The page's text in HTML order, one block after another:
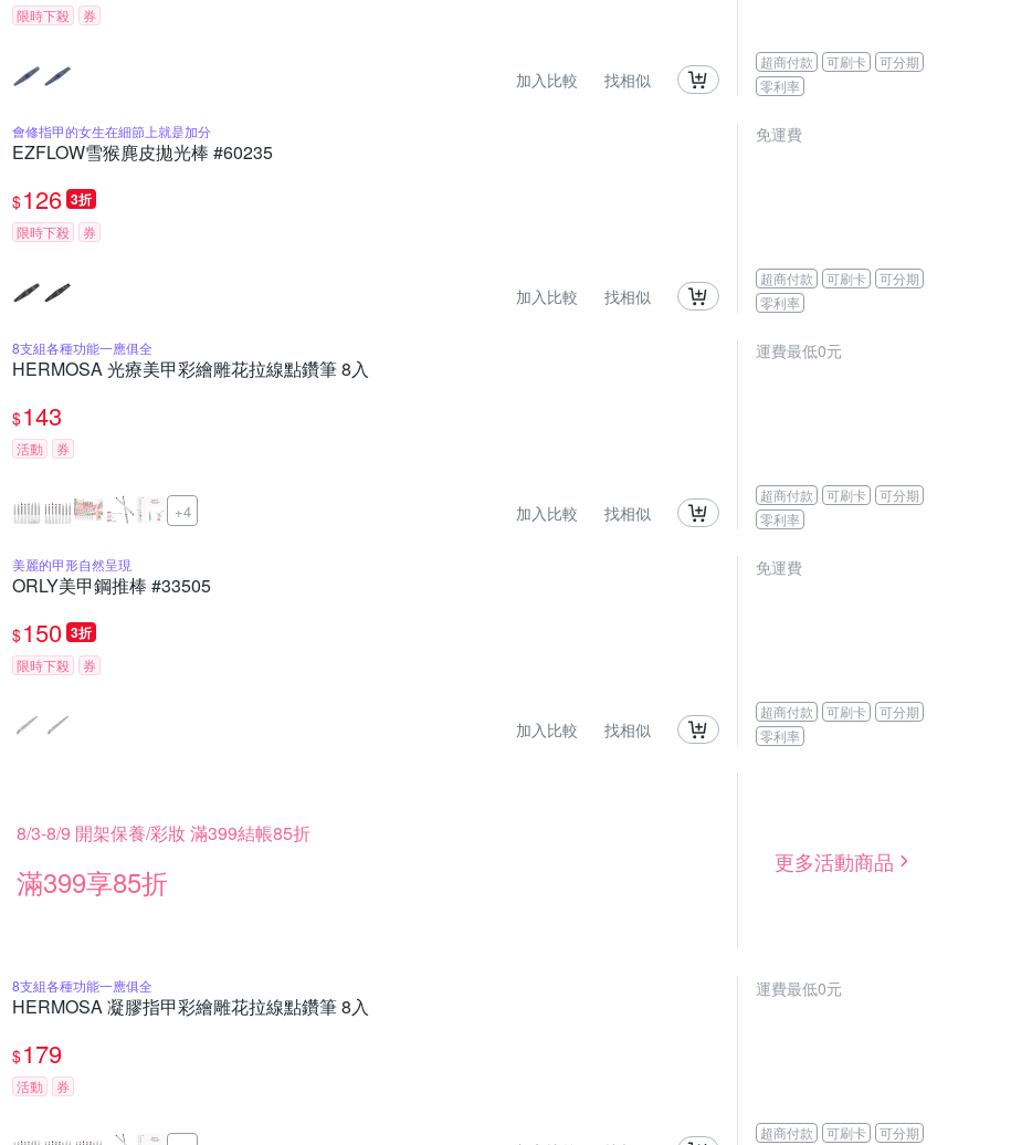
限時下殺 券
加入比較 找相似
超商付款 可刷卡
可分期
零利率
會修指甲的女生在細節上就是加分
EZFLOW雪猴麂皮拋光棒 #60235
$126 3折
限時下殺 券
加入比較 找相似
免運費
超商付款 可刷卡
可分期
零利率
8支組各種功能一應俱全
HERMOSA 光療美甲彩繪雕花拉線點鑽筆 8入
$143
活動 券
+4 加入比較 找相似
運費最低0元
超商付款 可刷卡
可分期
零利率
美麗的甲形自然呈現
ORLY美甲鋼推棒 #33505
$150 3折
限時下殺 券
加入比較 找相似
免運費
超商付款 可刷卡
可分期
零利率
8/3-8/9 開架保養/彩妝 滿399結帳85折
滿399享85折
更多活動商品
8支組各種功能一應俱全
HERMOSA 凝膠指甲彩繪雕花拉線點鑽筆 8入
$179
活動 券
運費最低0元
超商付款 可刷卡 可分期